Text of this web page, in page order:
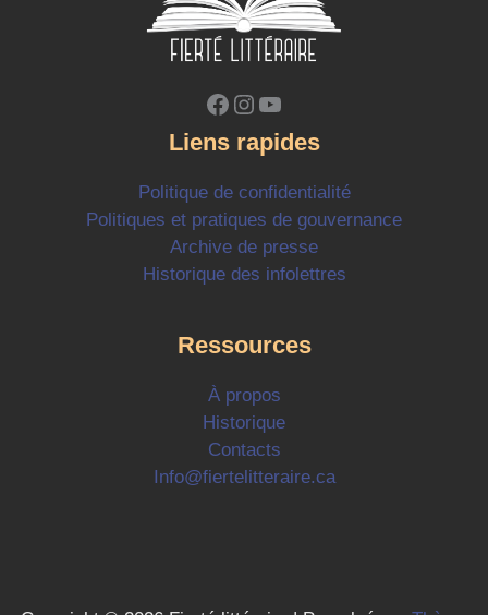
Facebook
Instagram
YouTube
Liens rapides
Politique de confidentialité
Politiques et pratiques de gouvernance
Archive de presse
Historique des infolettres
Ressources
À propos
Historique
Contacts
Info@fiertelitteraire.ca